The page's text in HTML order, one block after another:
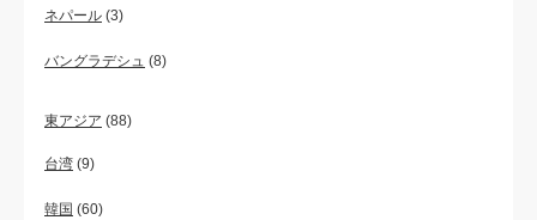
ネパール (3)
バングラデシュ (8)
東アジア (88)
台湾 (9)
韓国 (60)